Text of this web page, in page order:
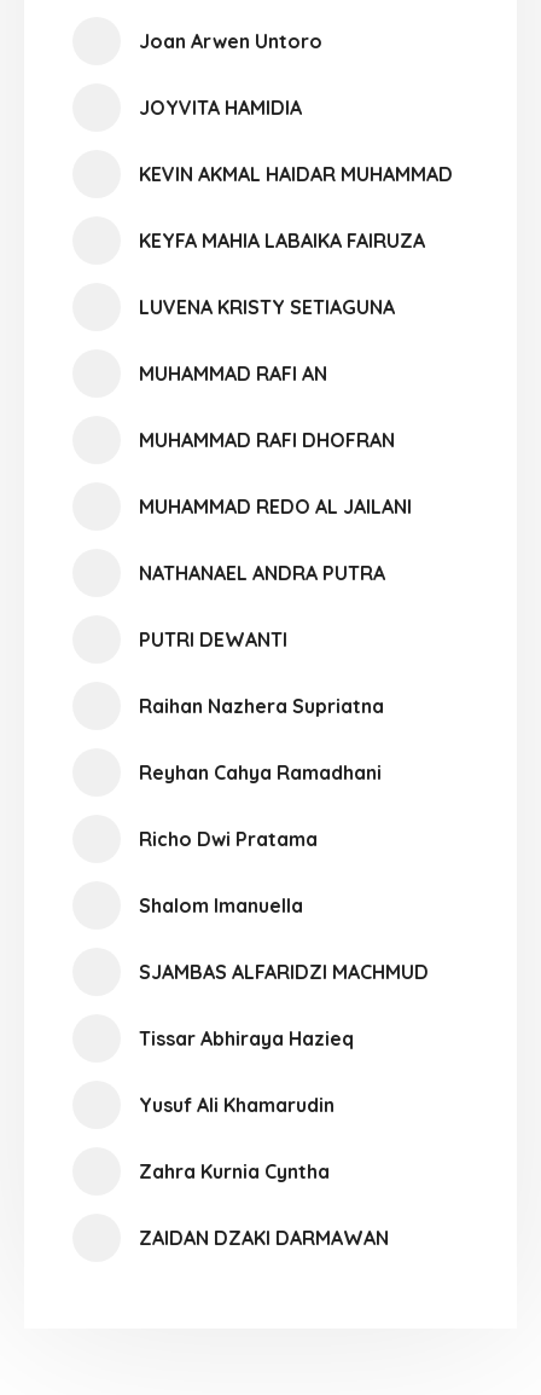
Joan Arwen Untoro
JOYVITA HAMIDIA
KEVIN AKMAL HAIDAR MUHAMMAD
KEYFA MAHIA LABAIKA FAIRUZA
LUVENA KRISTY SETIAGUNA
MUHAMMAD RAFI AN
MUHAMMAD RAFI DHOFRAN
MUHAMMAD REDO AL JAILANI
NATHANAEL ANDRA PUTRA
PUTRI DEWANTI
Raihan Nazhera Supriatna
Reyhan Cahya Ramadhani
Richo Dwi Pratama
Shalom Imanuella
SJAMBAS ALFARIDZI MACHMUD
Tissar Abhiraya Hazieq
Yusuf Ali Khamarudin
Zahra Kurnia Cyntha
ZAIDAN DZAKI DARMAWAN